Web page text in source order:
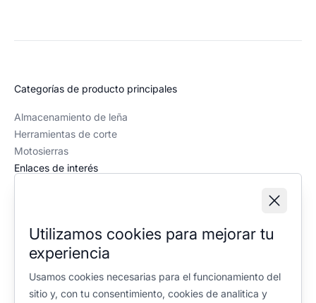
Utilizamos cookies para mejorar tu
experiencia
Usamos cookies necesarias para el funcionamiento del
sitio y, con tu consentimiento, cookies de analitica y
Categorías de producto principales
Almacenamiento de leña
Herramientas de corte
Motosierras
Enlaces de interés
Quiénes somos
Política editorial
Información legal
Aviso legal